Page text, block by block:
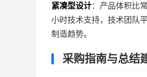
紧凑型设计：产品体积比
小时技术支持，技术团队
制造趋势。
采购指南与总结